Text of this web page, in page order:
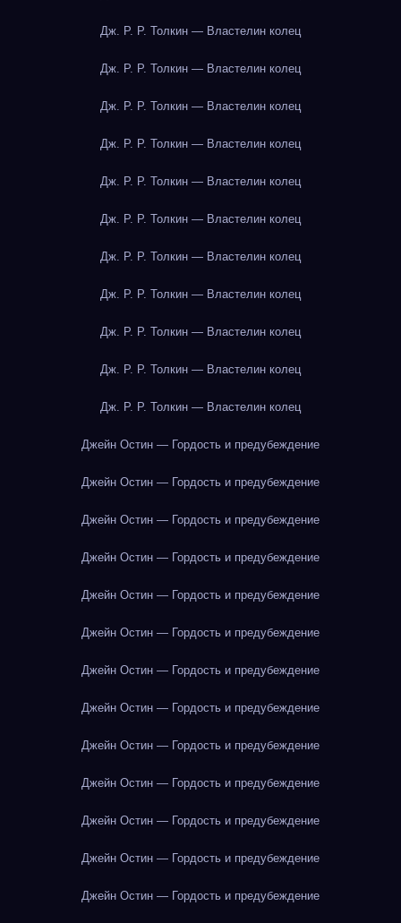
Дж. Р. Р. Толкин — Властелин колец
Дж. Р. Р. Толкин — Властелин колец
Дж. Р. Р. Толкин — Властелин колец
Дж. Р. Р. Толкин — Властелин колец
Дж. Р. Р. Толкин — Властелин колец
Дж. Р. Р. Толкин — Властелин колец
Дж. Р. Р. Толкин — Властелин колец
Дж. Р. Р. Толкин — Властелин колец
Дж. Р. Р. Толкин — Властелин колец
Дж. Р. Р. Толкин — Властелин колец
Дж. Р. Р. Толкин — Властелин колец
Джейн Остин — Гордость и предубеждение
Джейн Остин — Гордость и предубеждение
Джейн Остин — Гордость и предубеждение
Джейн Остин — Гордость и предубеждение
Джейн Остин — Гордость и предубеждение
Джейн Остин — Гордость и предубеждение
Джейн Остин — Гордость и предубеждение
Джейн Остин — Гордость и предубеждение
Джейн Остин — Гордость и предубеждение
Джейн Остин — Гордость и предубеждение
Джейн Остин — Гордость и предубеждение
Джейн Остин — Гордость и предубеждение
Джейн Остин — Гордость и предубеждение